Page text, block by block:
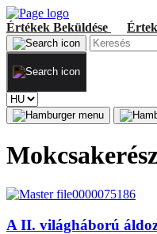
Értékek Beküldése
A II. világháború